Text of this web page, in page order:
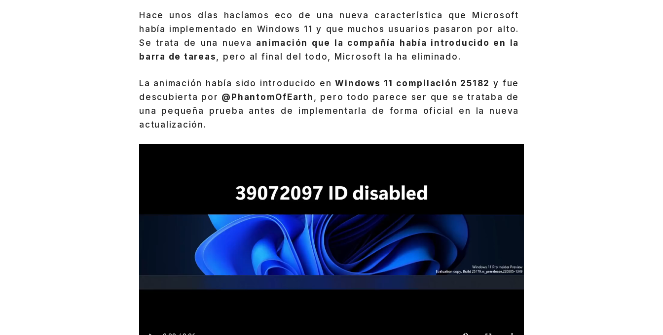
Hace unos días hacíamos eco de una nueva característica que Microsoft
había implementado en Windows 11 y que muchos usuarios pasaron por alto.
Se trata de una nueva animación que la compañía había introducido en la
barra de tareas, pero al final del todo, Microsoft la ha eliminado.
La animación había sido introducido enWindows 11 compilación 25182 y fue
descubierta por @PhantomOfEarth
, pero todo parece ser que se trataba de
una pequeña prueba antes de implementarla de forma oficial en la nueva
actualización.